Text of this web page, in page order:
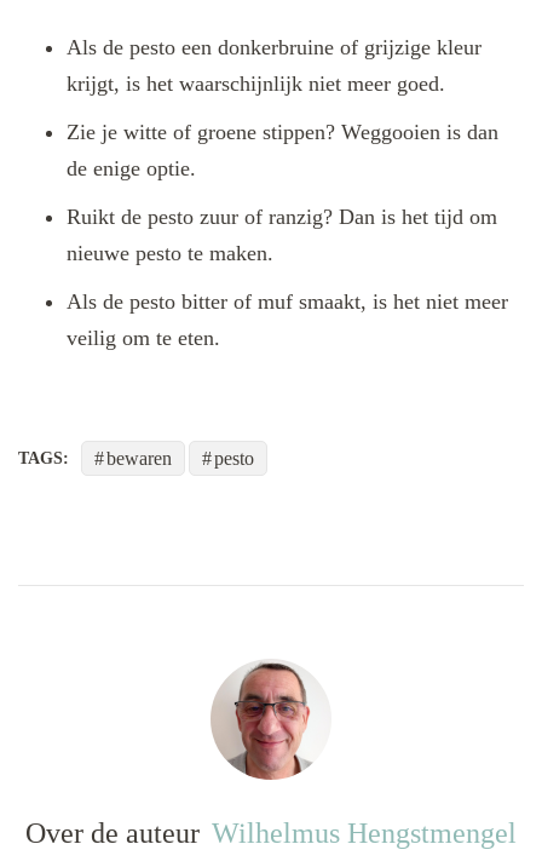
Als de pesto een donkerbruine of grijzige kleur
krijgt, is het waarschijnlijk niet meer goed.
Zie je witte of groene stippen? Weggooien is dan
de enige optie.
Ruikt de pesto zuur of ranzig? Dan is het tijd om
nieuwe pesto te maken.
Als de pesto bitter of muf smaakt, is het niet meer
veilig om te eten.
TAGS: bewaren pesto
Over de auteur Wilhelmus Hengstmengel